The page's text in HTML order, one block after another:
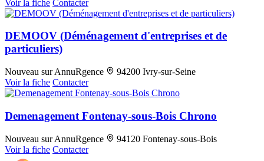
Voir la fiche Contacter
DEMOOV (Déménagement d'entreprises et de
particuliers)
Nouveau sur AnnuRgence
94200 Ivry-sur-Seine
Voir la fiche Contacter
Demenagement Fontenay-sous-Bois Chrono
Nouveau sur AnnuRgence
94120 Fontenay-sous-Bois
Voir la fiche Contacter